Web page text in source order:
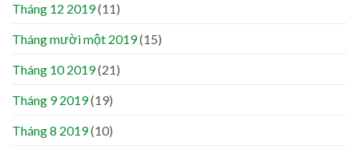
Tháng 12 2019(11)
Tháng mười một 2019(15)
Tháng 10 2019(21)
Tháng 9 2019(19)
Tháng 8 2019(10)